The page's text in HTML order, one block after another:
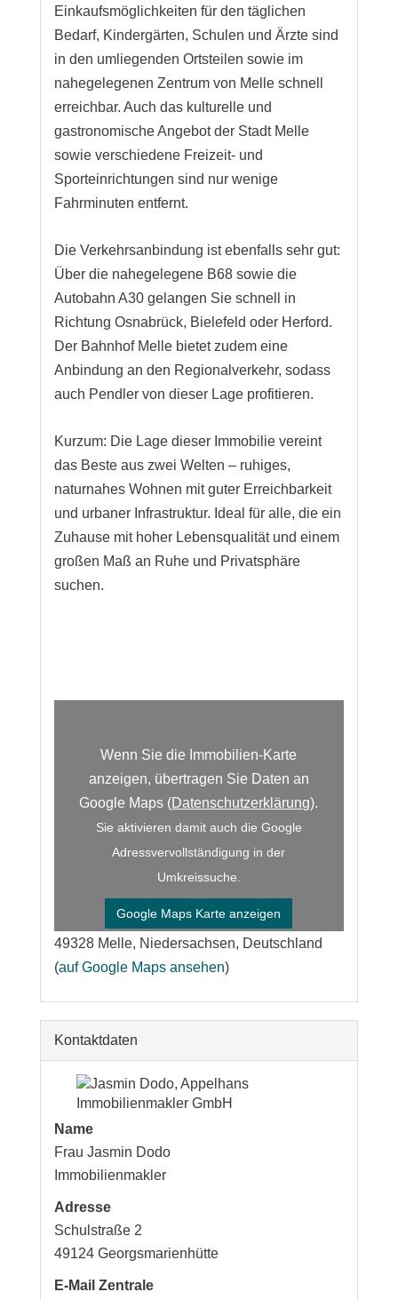
Einkaufsmöglichkeiten für den täglichen
Bedarf, Kindergärten, Schulen und Ärzte sind
in den umliegenden Ortsteilen sowie im
nahegelegenen Zentrum von Melle schnell
erreichbar. Auch das kulturelle und
gastronomische Angebot der Stadt Melle
sowie verschiedene Freizeit- und
Sporteinrichtungen sind nur wenige
Fahrminuten entfernt.
Die Verkehrsanbindung ist ebenfalls sehr gut:
Über die nahegelegene B68 sowie die
Autobahn A30 gelangen Sie schnell in
Richtung Osnabrück, Bielefeld oder Herford.
Der Bahnhof Melle bietet zudem eine
Anbindung an den Regionalverkehr, sodass
auch Pendler von dieser Lage profitieren.
Kurzum: Die Lage dieser Immobilie vereint
das Beste aus zwei Welten – ruhiges,
naturnahes Wohnen mit guter Erreichbarkeit
und urbaner Infrastruktur. Ideal für alle, die ein
Zuhause mit hoher Lebensqualität und einem
großen Maß an Ruhe und Privatsphäre
suchen.
Wenn Sie die Immobilien-Karte
anzeigen, übertragen Sie Daten an
Google Maps (Datenschutzerklärung).
Sie aktivieren damit auch die Google
Adressvervollständigung in der
Umkreissuche.
Google Maps Karte anzeigen
49328 Melle, Niedersachsen, Deutschland
(auf Google Maps ansehen)
Kontaktdaten
Name
Frau Jasmin Dodo
Immobilienmakler
Adresse
Schulstraße 2
49124 Georgsmarienhütte
E-Mail Zentrale